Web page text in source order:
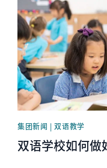
集团新闻 | 双语教学
双语学校如何做